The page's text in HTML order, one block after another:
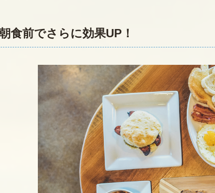
食前でさらに効果UP！